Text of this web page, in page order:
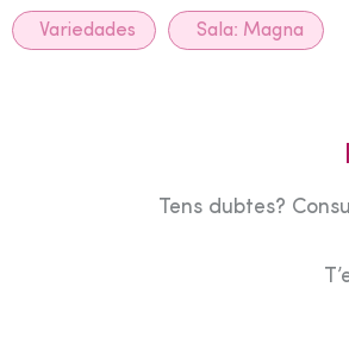
Variedades Sala: Magna
Tens dubtes?